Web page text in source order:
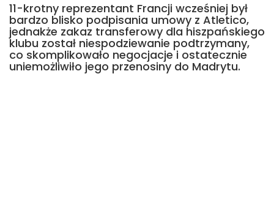
11-krotny reprezentant Francji wcześniej był
bardzo blisko podpisania umowy z Atletico,
jednakże zakaz transferowy dla hiszpańskiego
klubu został niespodziewanie podtrzymany,
co skomplikowało negocjacje i ostatecznie
uniemożliwiło jego przenosiny do Madrytu.